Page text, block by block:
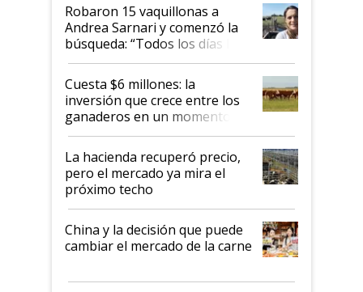
Robaron 15 vaquillonas a
Andrea Sarnari y comenzó la
búsqueda: “Todos los días le
toca a algún productor”
Cuesta $6 millones: la
inversión que crece entre los
ganaderos en un momento
histórico para la actividad
La hacienda recuperó precio,
pero el mercado ya mira el
próximo techo
China y la decisión que puede
cambiar el mercado de la carne